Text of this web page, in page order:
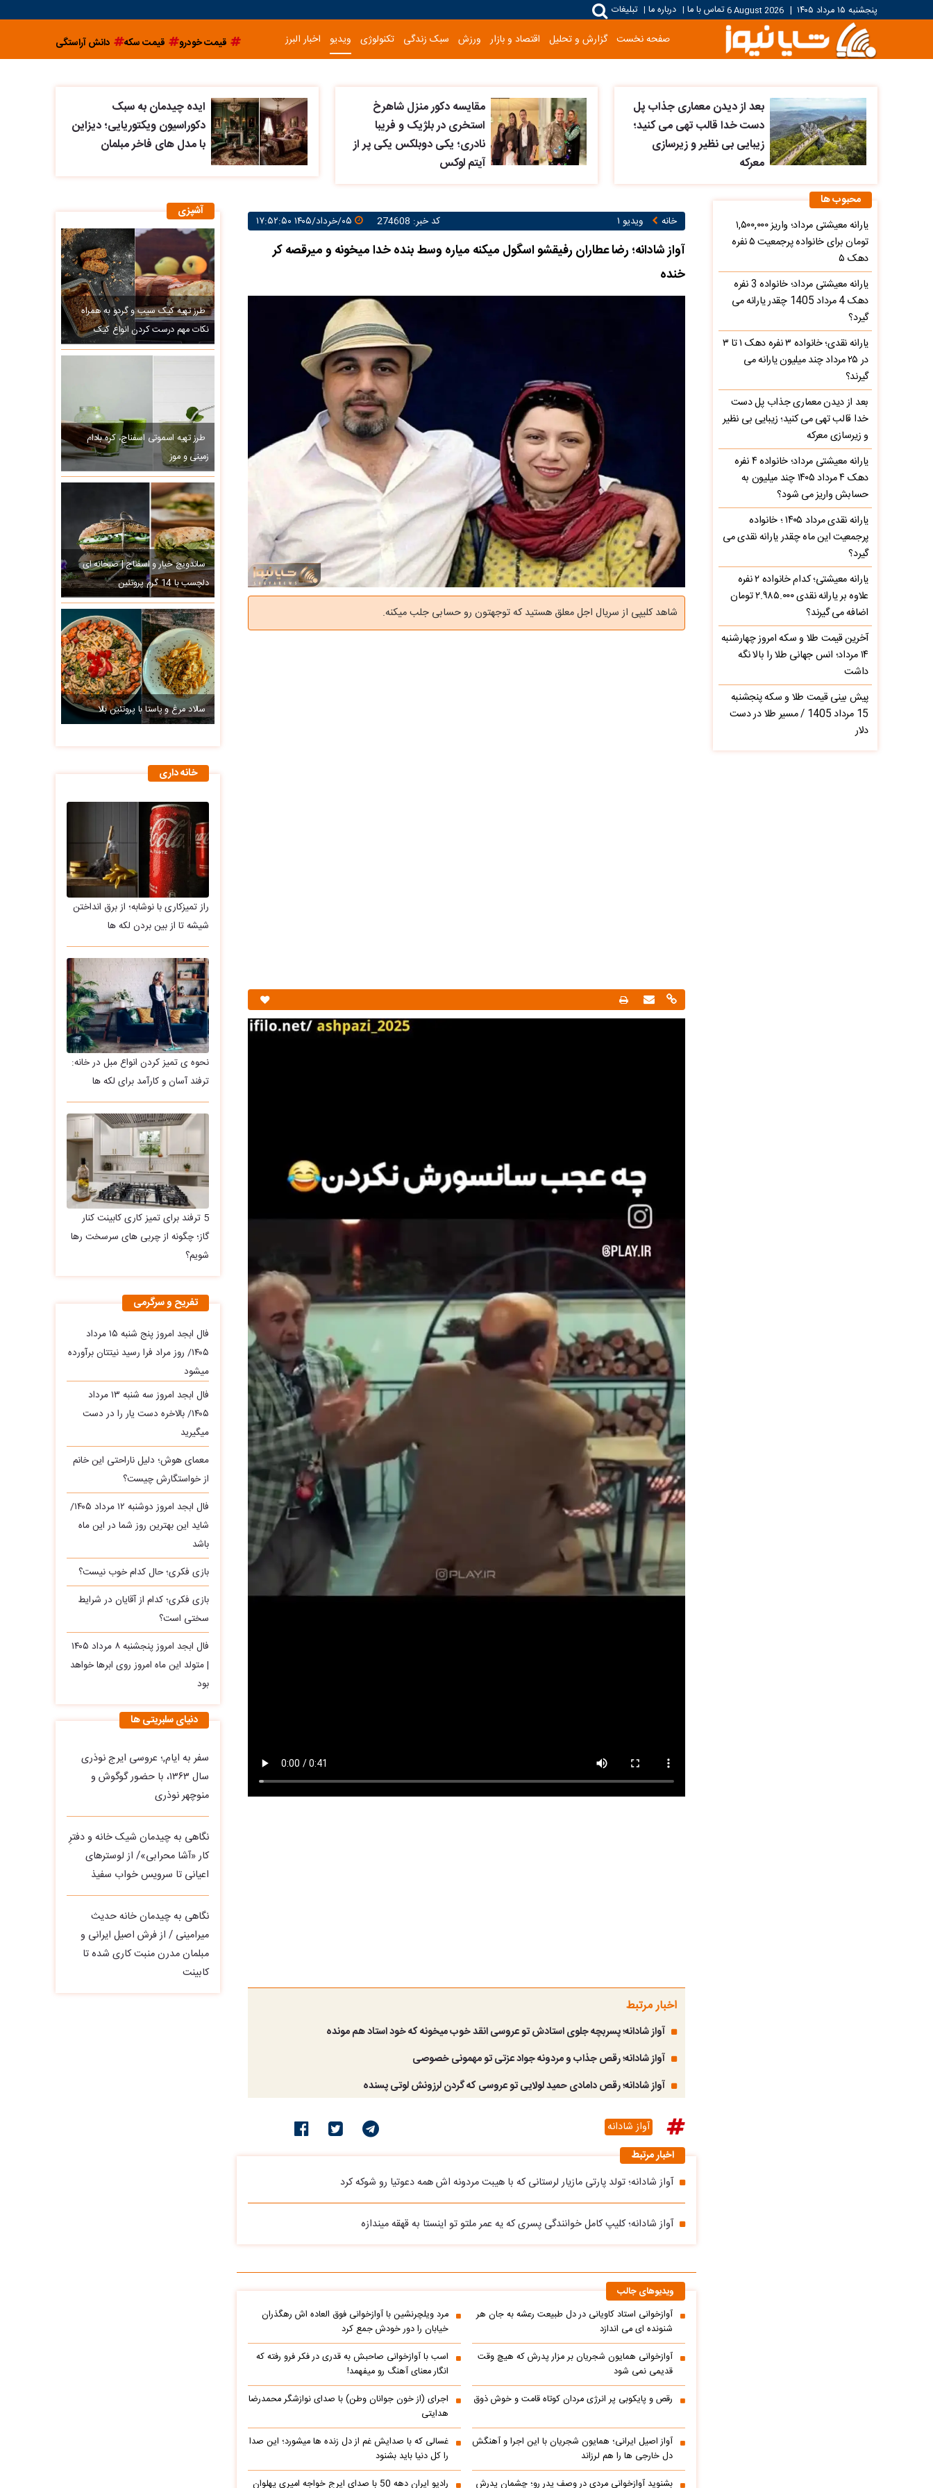
پنجشنبه ۱۵ مرداد ۱۴۰۵ |
6 August 2026تماس با ما | درباره ما | تبلیغات
صفحه نخست گزارش و تحلیل اقتصاد و بازار ورزش سبک زندگی تکنولوژی ویدیو اخبار البرز قیمت خودرو قیمت سکه دانش آراستگی
بعد از دیدن معماری جذاب پل
دست خدا قالب تهی می کنید؛
زیبایی بی نظیر و زیرسازی
معرکه
مقایسه دکور منزل شاهرخ
استخری در بلژیک و فریبا
نادری؛ یکی دوبلکس یکی پر از
آیتم لوکس
ایده چیدمان به سبک
دکوراسیون ویکتوریایی؛ دیزاین
با مدل های فاخر مبلمان
خانه ویدیو ۱ کد خبر: 274608
آواز شادانه؛ رضا عطاران رفیقشو اسگول میکنه میاره وسط بنده خدا میخونه و میرقصه کر
خنده
شاهد کلیپی از سریال اجل معلق هستید که توجهتون رو حسابی جلب میکنه.
اخبار مرتبط
آواز شادانه؛ پسربچه جلوی استادش تو عروسی انقد خوب میخونه که خود استاد هم مونده
آواز شادانه؛ رقص جذاب و مردونه جواد عزتی تو مهمونی خصوصی
آواز شادانه؛ رقص دامادی حمید لولایی تو عروسی که گردن لرزونش لوتی پسنده
آواز شادانه
اخبار مرتبط
آواز شادانه؛ تولد پارتی مازیار لرستانی که با هیبت مردونه اش همه دعوتیا رو شوکه کرد
آواز شادانه؛ کلیپ کامل خوانندگی پسری که یه عمر ملتو تو اینستا به قهقه میندازه
ویدیوهای جالب
آوازخوانی استاد کاویانی در دل طبیعت رعشه به جان هر
شنونده ای می اندازد
مرد ویلچرنشین با آوازخوانی فوق العاده اش رهگذران
خیابان را دور خودش جمع کرد
آوازخوانی همایون شجریان بر مزار پدرش که هیچ وقت
قدیمی نمی شود
اسب با آوازخوانی صاحبش به قدری در فکر فرو رفته که
انگار معنای آهنگ رو میفهمد!
رقص و پایکوبی پر انرژی مردان کوتاه قامت و خوش ذوق
اجرای (از خون جوانان وطن) با صدای نوازشگر محمدرضا
هدایتی
آواز اصیل ایرانی؛ همایون شجریان با این اجرا و آهنگش
دل خارجی ها را هم لرزاند
غسالی که با صدایش غم از دل زنده ها میشورد؛ این صدا
را کل دنیا باید بشنود
بشنوید آوازخوانی مردی در وصف پدر رو؛ چشمان پدرش
رادیو ایران دهه 50 با صدای ایرج خواجه امیری پهلوان
آشپزی
طرز تهیه کیک سیب و گردو به همراه
نکات مهم درست کردن انواع کیک
طرز تهیه اسموتی اسفناج، کره بادام
زمینی و موز
ساندویچ خیار و اسفناج | صبحانه ای
دلچسب با 14 گرم پروتئین
سالاد مرغ و پاستا با پروتئین بالا
خانه داری
راز تمیزکاری با نوشابه؛ از برق انداختن
شیشه تا از بین بردن لکه ها
نحوه ی تمیز کردن انواع مبل در خانه:
ترفند آسان و کارآمد برای لکه ها
5 ترفند برای تمیز کاری کابینت کنار
گاز؛ چگونه از چربی های سرسخت رها
شویم؟
تفریح و سرگرمی
فال ابجد امروز پنج شنبه ۱۵ مرداد
۱۴۰۵/ روز مراد فرا رسید نیتتان برآورده
میشود
فال ابجد امروز سه‌ شنبه ۱۳ مرداد
۱۴۰۵/ بالاخره دست یار را در دست
میگیرید
معمای هوش؛ دلیل ناراحتی این خانم
از خواستگارش چیست؟
فال ابجد امروز دوشنبه ۱۲ مرداد ۱۴۰۵/
شاید این بهترین روز شما در این ماه
باشد
بازی فکری؛ حال کدام خوب نیست؟
بازی فکری؛ کدام از آقایان در شرایط
سختی است؟
فال ابجد امروز پنجشنبه ۸ مرداد ۱۴۰۵
| متولد این ماه امروز روی ابرها خواهد
بود
دنیای سلبریتی ها
سفر به ایام,؛ عروسی ایرج نوذری
سال ۱۳۶۳، با حضور گوگوش و
منوچهر نوذری
نگاهی به چیدمان شیک خانه و دفترِ
کار «آشا محرابی»/ از لوسترهای
اعیانی تا سرویس خواب سفیذ
نگاهی به چیدمان خانه حدیث
میرامینی / از فرش اصیل ایرانی و
مبلمان مدرن منبت‌ کاری‌ شده تا
کابینت
محبوب ها
یارانه معیشتی مرداد؛ واریز ۱,۵۰۰,۰۰۰
تومان برای خانواده پرجمعیت ۵ نفره
دهک ۵
یارانه معیشتی مرداد؛ خانواده 3 نفره
دهک 4 مرداد 1405 چقدر یارانه می
گیرد؟
یارانه نقدی؛ خانواده ۳ نفره دهک ۱ تا ۳
در ۲۵ مرداد چند میلیون یارانه می
گیرند؟
بعد از دیدن معماری جذاب پل دست
خدا قالب تهی می کنید؛ زیبایی بی نظیر
و زیرسازی معرکه
یارانه معیشتی مرداد؛ خانواده ۴ نفره
دهک ۴ مرداد ۱۴۰۵ چند میلیون به
حسابش واریز می شود؟
یارانه نقدی مرداد ۱۴۰۵ ؛ خانواده
پرجمعیت این ماه چقدر یارانه نقدی می
گیرد؟
یارانه معیشتی؛ کدام خانواده ۲ نفره
علاوه بر یارانه نقدی ۲.۹۸۵.۰۰۰ تومان
اضافه می گیرند؟
آخرین قیمت طلا و سکه امروز چهارشنبه
۱۴ مرداد؛ انس جهانی طلا را بالا نگه
داشت
پیش‌ بینی قیمت طلا و سکه پنجشنبه
15 مرداد 1405 / مسیر طلا در دست
دلار